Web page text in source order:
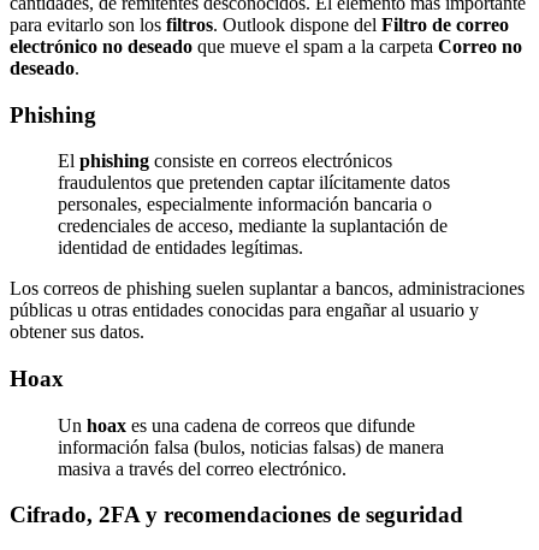
para evitarlo son los filtros. Outlook dispone del Filtro de correo
electrónico no deseado que mueve el spam a la carpeta Correo no
deseado.
Phishing
El phishing consiste en correos electrónicos
fraudulentos que pretenden captar ilícitamente datos
personales, especialmente información bancaria o
credenciales de acceso, mediante la suplantación de
identidad de entidades legítimas.
Los correos de phishing suelen suplantar a bancos, administraciones
públicas u otras entidades conocidas para engañar al usuario y
obtener sus datos.
Hoax
Un hoax es una cadena de correos que difunde
información falsa (bulos, noticias falsas) de manera
masiva a través del correo electrónico.
Cifrado, 2FA y recomendaciones de seguridad